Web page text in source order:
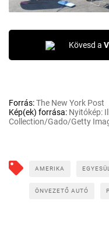
Kövesd a
Forrás:The New York Post
Kép(ek) forrása: Nyitókép:
Collection/Gado/Getty
AMERIKA
ÖNVEZETŐ AUTÓ